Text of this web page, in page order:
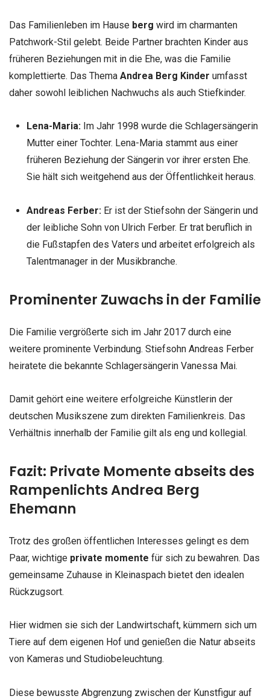
Das Familienleben im Hause berg wird im charmanten
Patchwork-Stil gelebt. Beide Partner brachten Kinder aus
früheren Beziehungen mit in die Ehe, was die Familie
komplettierte. Das Thema Andrea Berg Kinder umfasst
daher sowohl leiblichen Nachwuchs als auch Stiefkinder.
Lena-Maria:Im Jahr 1998 wurde die Schlagersängerin
Mutter einer Tochter. Lena-Maria stammt aus einer
früheren Beziehung der Sängerin vor ihrer ersten Ehe.
Sie hält sich weitgehend aus der Öffentlichkeit heraus.
Andreas Ferber:Er ist der Stiefsohn der Sängerin und
der leibliche Sohn von Ulrich Ferber. Er trat beruflich in
die Fußstapfen des Vaters und arbeitet erfolgreich als
Talentmanager in der Musikbranche.
Prominenter Zuwachs in der Familie
Die Familie vergrößerte sich im Jahr 2017 durch eine
weitere prominente Verbindung. Stiefsohn Andreas Ferber
heiratete die bekannte Schlagersängerin Vanessa Mai.
Damit gehört eine weitere erfolgreiche Künstlerin der
deutschen Musikszene zum direkten Familienkreis. Das
Verhältnis innerhalb der Familie gilt als eng und kollegial.
Fazit: Private Momente abseits des
Rampenlichts Andrea Berg
Ehemann
Trotz des großen öffentlichen Interesses gelingt es dem
Paar, wichtige private momente für sich zu bewahren. Das
gemeinsame Zuhause in Kleinaspach bietet den idealen
Rückzugsort.
Hier widmen sie sich der Landwirtschaft, kümmern sich um
Tiere auf dem eigenen Hof und genießen die Natur abseits
von Kameras und Studiobeleuchtung.
Diese bewusste Abgrenzung zwischen der Kunstfigur auf